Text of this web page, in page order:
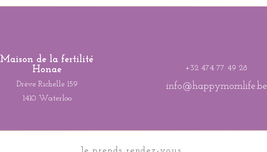
Maison de la fertilité
Honae
Drève Richelle 159
1410 Waterloo
+32 474 77 49 28
info@happymomlife.be